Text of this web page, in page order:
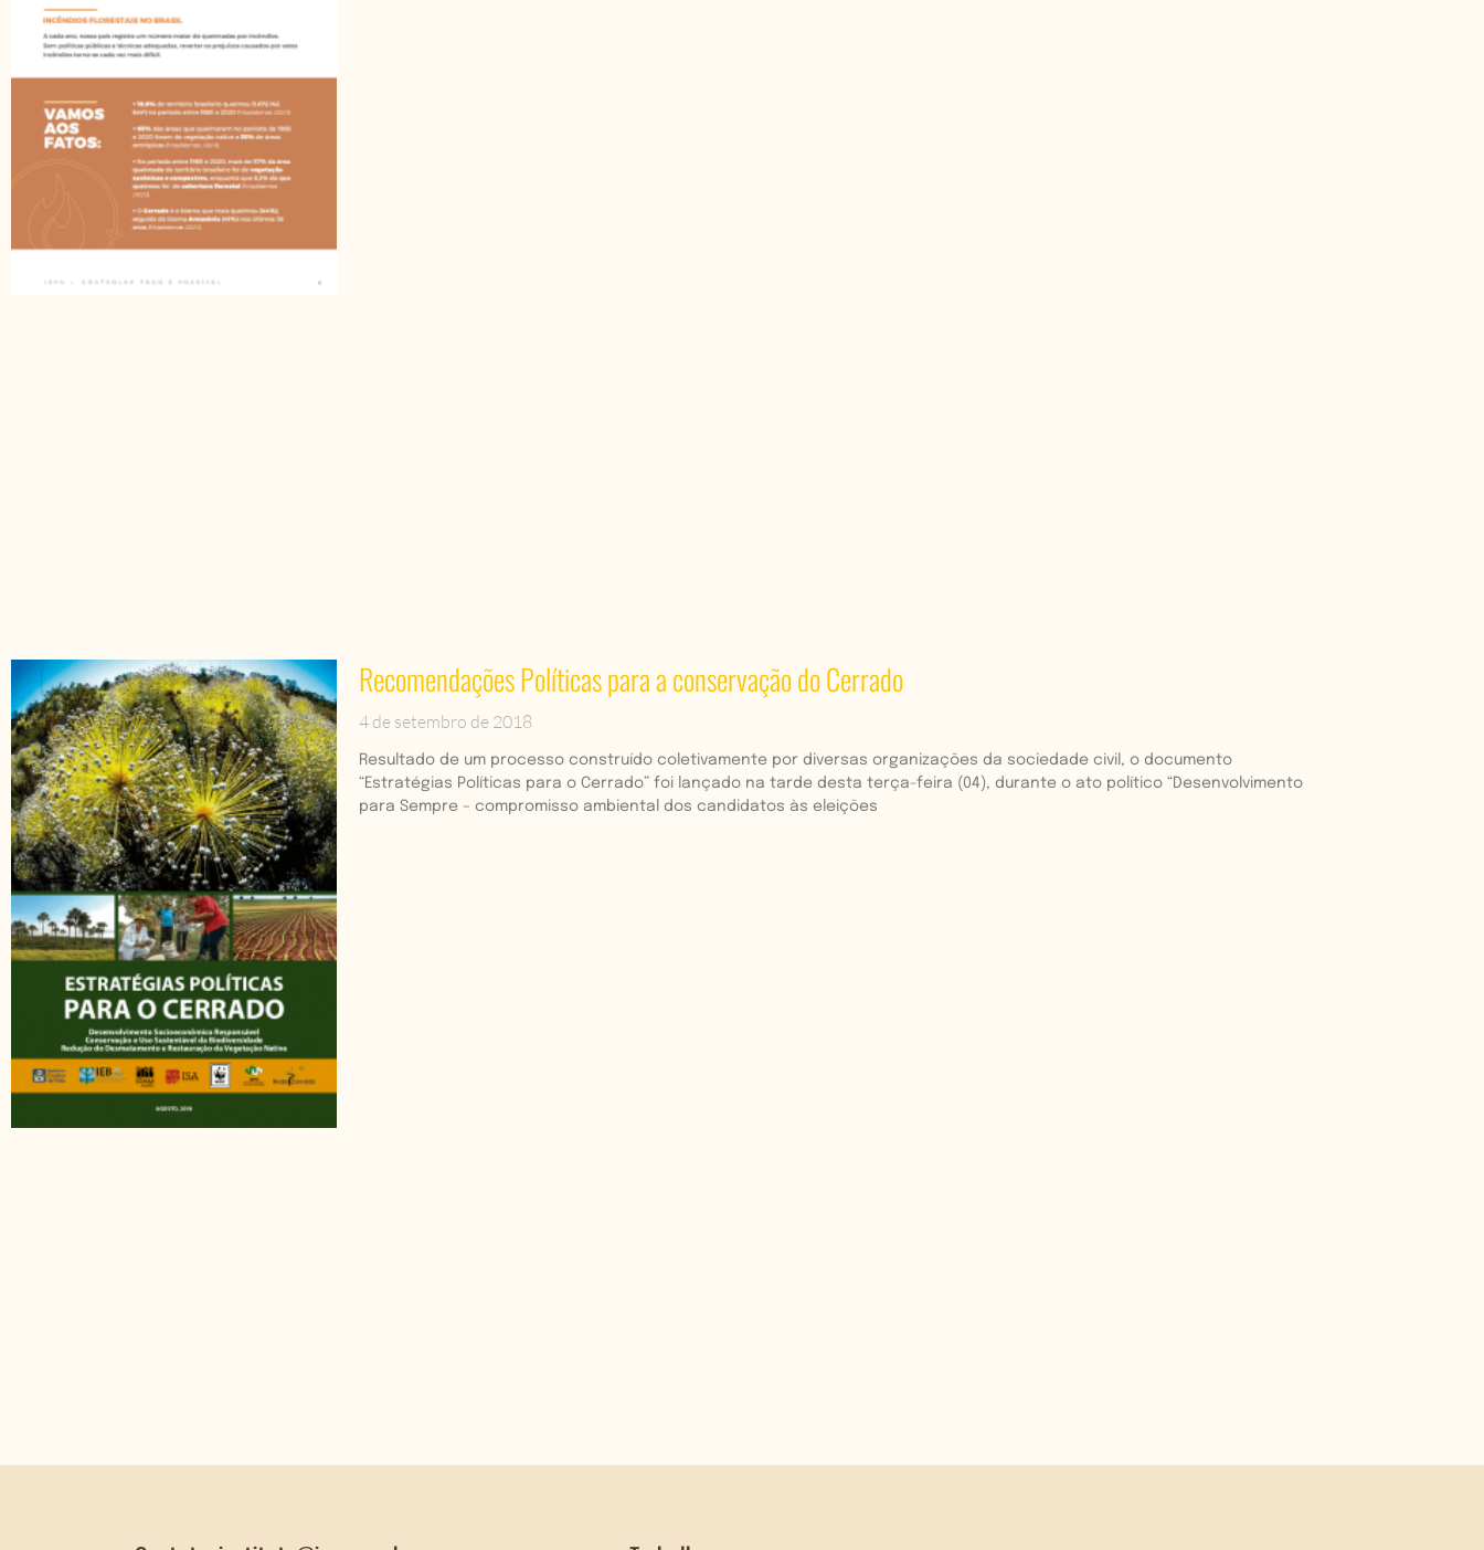
Recomendações Políticas para a conservação do Cerrado
4 de setembro de 2018
Resultado de um processo construído coletivamente por diversas organizações da sociedade civil, o documento
“Estratégias Políticas para o Cerrado” foi lançado na tarde desta terça-feira (04), durante o ato político “Desenvolvimento
para Sempre – compromisso ambiental dos candidatos às eleições